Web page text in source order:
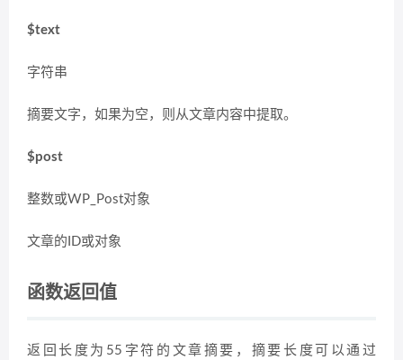
$text
字符串
摘要文字，如果为空，则从文章内容中提取。
$post
整数或WP_Post对象
文章的ID或对象
函数返回值
返回长度为55字符的文章摘要，摘要长度可以通过